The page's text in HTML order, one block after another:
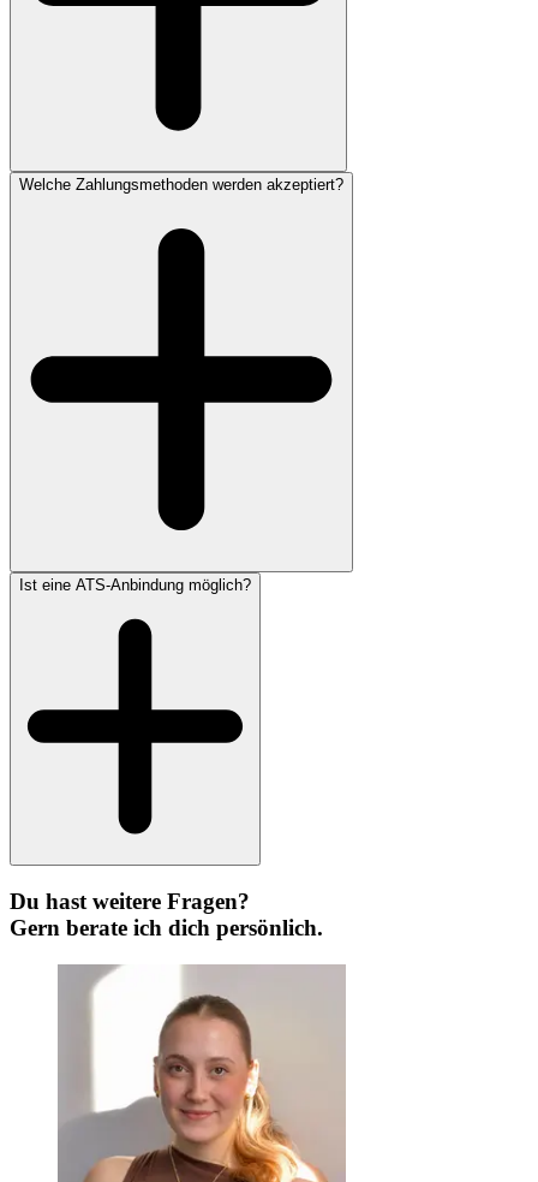
Welche Zahlungsmethoden werden akzeptiert?
Ist eine ATS-Anbindung möglich?
Du hast weitere Fragen?
Gern berate ich dich persönlich.